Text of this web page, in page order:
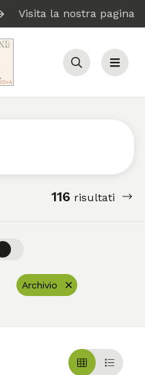
Visita la nostra pagina
Cerca Menu
116 risultati
Archivio
OFF
GrigliaTable